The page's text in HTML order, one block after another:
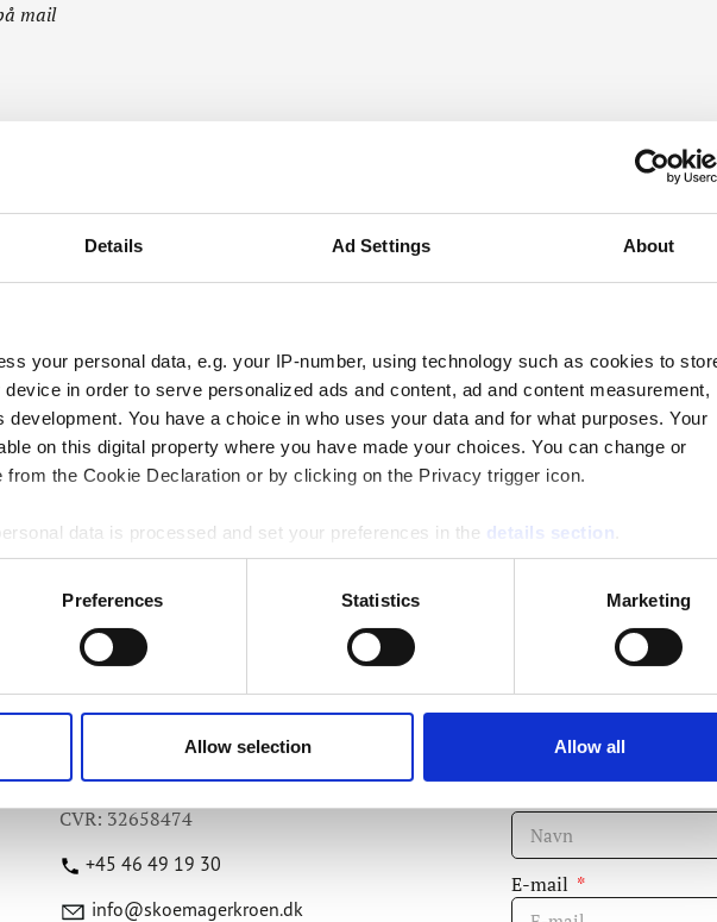
Details Ad Settings About
your personal data, e.g. your IP-number, using technology such as cookies to
in order to serve personalized ads and content, ad and content measurement,
You have a choice in who uses your data and for what purposes. Your
on this digital property where you have made your choices. You can change or
the Cookie Declaration or by clicking on the Privacy trigger icon.
data is processed and set your preferences in the details section
and ads, to provide social media features and to analyse our traffic. We also
to them or that they’ve collected from your use of their services.
Preferences Statistics Marketing
Allow selection Allow all
mail
folder.
til hverdag og
Download folderen her
Kontaktoplysninger
4060 Kirke Såby
CVR: 32658474
+45 46 49 19 30
info@skoemagerkroen.dk
Tilmelding til
nyhedsbrev
E-mail